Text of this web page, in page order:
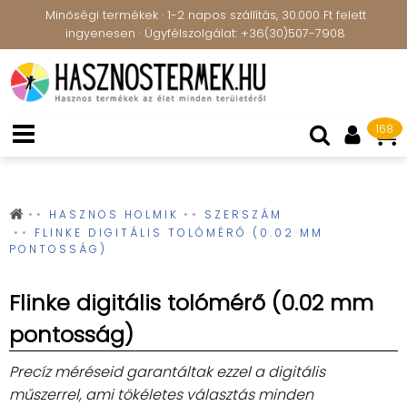
Minőségi termékek · 1-2 napos szállítás, 30.000 Ft felett
ingyenesen · Ügyfélszolgálat: +36(30)507-7908
168
HASZNOS HOLMIK
SZERSZÁM
FLINKE DIGITÁLIS TOLÓMÉRŐ (0.02 MM
PONTOSSÁG)
Flinke digitális tolómérő (0.02 mm
pontosság)
Precíz méréseid garantáltak ezzel a digitális
műszerrel, ami tökéletes választás minden